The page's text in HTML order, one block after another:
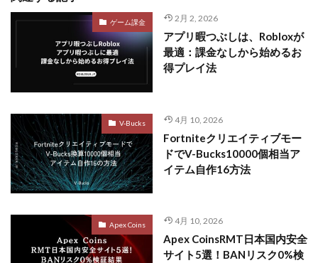
ゲーム課金 2月 2, 2026
アプリ暇つぶしは、Robloxが
最適：課金なしから始めるお
得プレイ法
V-Bucks 4月 10, 2026
Fortniteクリエイティブモー
ドでV-Bucks10000個相当ア
イテム自作16方法
Apex Coins 4月 10, 2026
Apex CoinsRMT日本国内安全
サイト5選！BANリスク0%検